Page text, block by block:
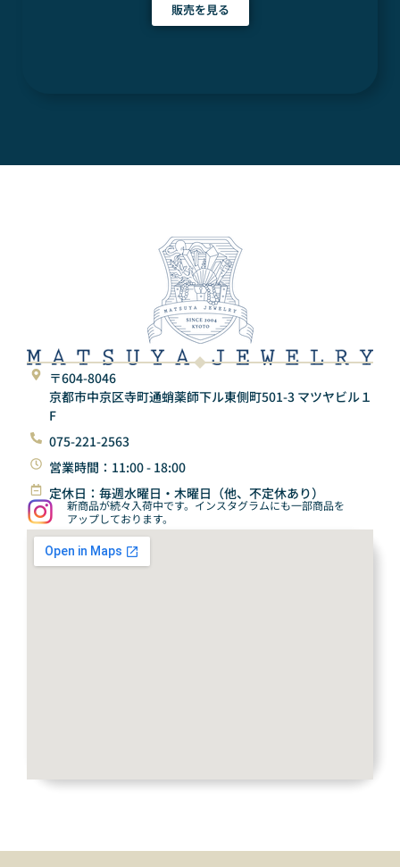
販売を見る
〒604-8046
京都市中京区寺町通蛸薬師下ル東側町501-3 マツヤビル１
F
075-221-2563
営業時間：11:00 - 18:00
定休日：毎週水曜日・木曜日（他、不定休あり）
新商品が続々入荷中です。インスタグラムにも一部商品を
アップしております。